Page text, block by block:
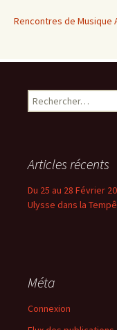
Rencontres de Musique
Rechercher :
Articles récents
Du 25 au 28 Février
Ulysse dans la
Méta
Connexion